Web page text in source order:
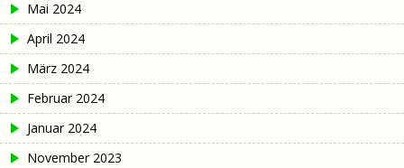
Mai 2024
April 2024
März 2024
Februar 2024
Januar 2024
November 2023